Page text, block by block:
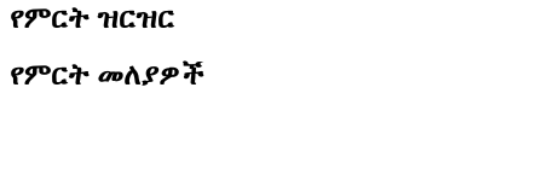
የምርት ዝርዝር
የምርት መለያዎች